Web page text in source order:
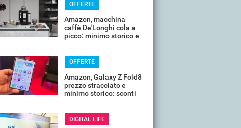
OFFERTE
Amazon, macchina
caffè De'Longhi cola a
picco: minimo storico e
OFFERTE
Amazon, Galaxy Z Fold8
prezzo stracciato e
minimo storico: sconti
DIGITAL LIFE